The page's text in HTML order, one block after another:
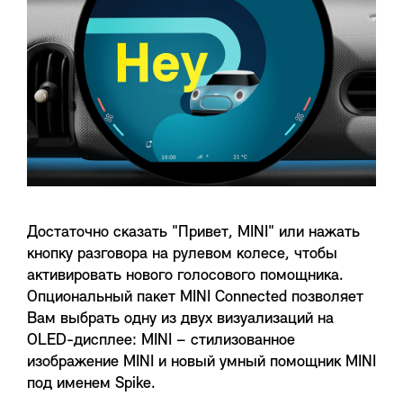
Достаточно сказать "Привет, MINI" или нажать
кнопку разговора на рулевом колесе, чтобы
активировать нового голосового помощника.
Опциональный пакет MINI Connected позволяет
Вам выбрать одну из двух визуализаций на
OLED-дисплее: MINI – стилизованное
изображение MINI и новый умный помощник MINI
под именем Spike.